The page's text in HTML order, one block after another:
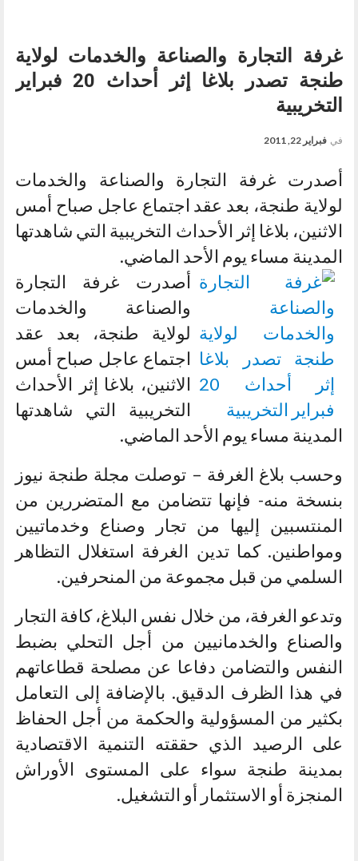
غرفة التجارة والصناعة والخدمات لولاية
طنجة تصدر بلاغا إثر أحداث 20 فبراير
التخريبية
في فبراير 22, 2011
أصدرت غرفة التجارة والصناعة والخدمات
لولاية طنجة، بعد عقد اجتماع عاجل صباح أمس
الاثنين، بلاغا إثر الأحداث التخريبية التي شاهدتها
المدينة مساء يوم الأحد الماضي.
أصدرت غرفة التجارة
والصناعة والخدمات
لولاية طنجة، بعد عقد
اجتماع عاجل صباح أمس
الاثنين، بلاغا إثر الأحداث
التخريبية التي شاهدتها
المدينة مساء يوم الأحد الماضي.
وحسب بلاغ الغرفة – توصلت مجلة طنجة نيوز
بنسخة منه- فإنها تتضامن مع المتضررين من
المنتسبين إليها من تجار وصناع وخدماتيين
ومواطنين. كما تدين الغرفة استغلال التظاهر
السلمي من قبل مجموعة من المنحرفين.
وتدعو الغرفة، من خلال نفس البلاغ، كافة التجار
والصناع والخدمانيين من أجل التحلي بضبط
النفس والتضامن دفاعا عن مصلحة قطاعاتهم
في هذا الظرف الدقيق. بالإضافة إلى التعامل
بكثير من المسؤولية والحكمة من أجل الحفاظ
على الرصيد الذي حققته التنمية الاقتصادية
بمدينة طنجة سواء على المستوى الأوراش
المنجزة أو الاستثمار أو التشغيل.